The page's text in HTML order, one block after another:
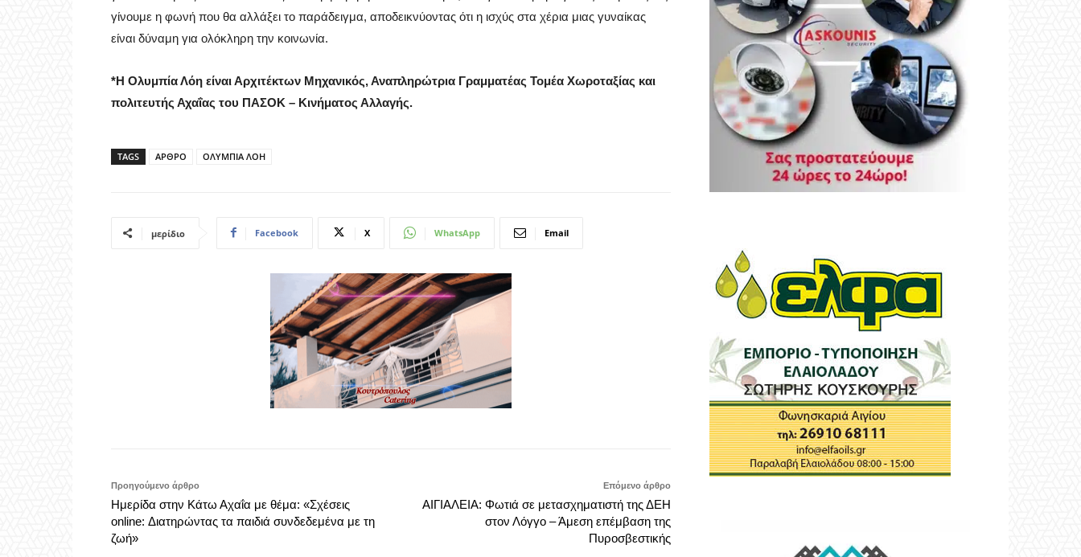
γίνουμε η φωνή που θα αλλάξει το παράδειγμα, αποδεικνύοντας ότι η ισχύς στα χέρια μιας γυναίκας
είναι δύναμη για ολόκληρη την κοινωνία.
*Η Ολυμπία Λόη είναι Αρχιτέκτων Μηχανικός, Αναπληρώτρια Γραμματέας Τομέα Χωροταξίας και
πολιτευτής Αχαΐας του ΠΑΣΟΚ – Κινήματος Αλλαγής.
TAGS ΑΡΘΡΟ ΟΛΥΜΠΙΑ ΛΟΗ
μερίδιο Facebook X WhatsApp Email